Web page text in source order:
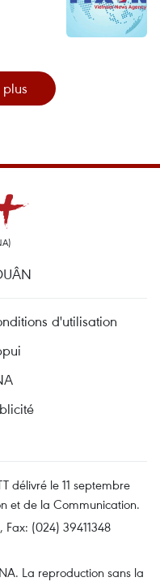
d'utilisation
délivré le 11 septembre
et de la Communication.
Fax: (024) 39411348
La reproduction sans la